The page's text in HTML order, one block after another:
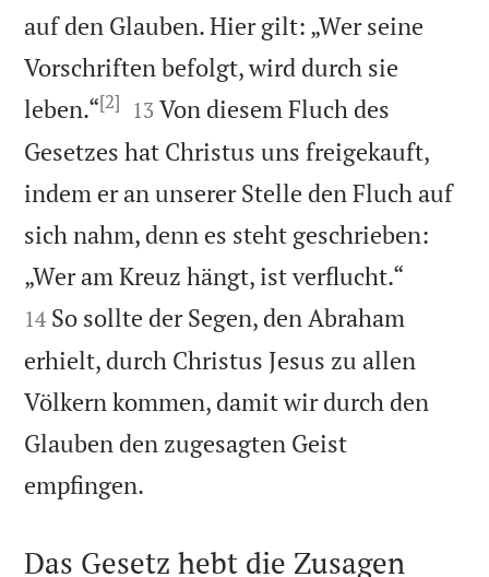
auf den Glauben. Hier gilt: „Wer seine
Vorschriften befolgt, wird durch sie
leben.“[2] 

13 Von diesem Fluch des
Gesetzes hat Christus uns freigekauft,
indem er an unserer Stelle den Fluch auf
sich nahm, denn es steht geschrieben:
„Wer am Kreuz hängt, ist verflucht.“
14 So sollte der Segen, den Abraham
erhielt, durch Christus Jesus zu allen
Völkern kommen, damit wir durch den
Glauben den zugesagten Geist
empfingen.
Das Gesetz hebt die Zusagen